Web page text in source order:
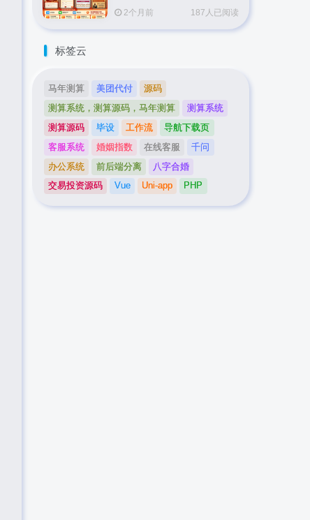
2个月前 187人已阅读
标签云
马年测算 美团代付
源码
测算系统，测算源码，马年测算
测算系统
测算源码
毕设 工作流
导航下载页
客服系统
婚姻指数 在线客服
千问
办公系统
前后端分离
八字合婚
交易投资源码
Vue Uni-app PHP